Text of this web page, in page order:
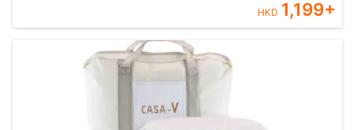
HKD 1,199+